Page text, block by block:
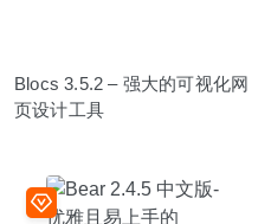
Blocs 3.5.2 – 强大的可视化网
页设计工具